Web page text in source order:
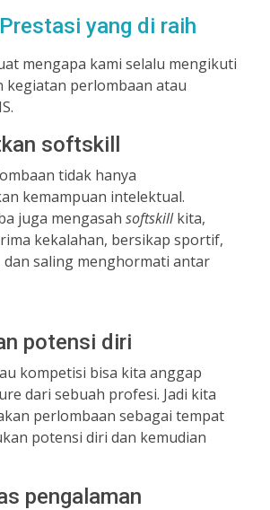
yang di raih
mengapa kami selalu mengikuti
kegiatan perlombaan atau
softskill
tidak hanya
kemampuan intelektual.
juga mengasah softskillkita,
kekalahan, bersikap sportif,
dan saling menghormati antar
potensi diri
kompetisi bisa kita anggap
dari sebuah profesi. Jadi kita
perlombaan sebagai tempat
potensi diri dan kemudian
pengalaman